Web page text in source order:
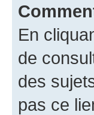
En
de
des
pas ce